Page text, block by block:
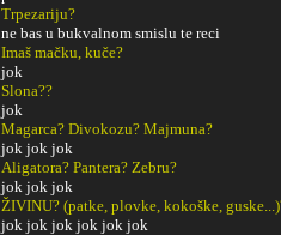
Trpezariju?
ne bas u bukvalnom smislu te reci
Imaš mačku, kuče?
jok
Slona??
jok
Magarca? Divokozu? Majmuna?
jok jok jok
Aligatora? Pantera? Zebru?
jok jok jok
ŽIVINU? (patke, plovke, kokoške,
jok jok jok jok jok jok